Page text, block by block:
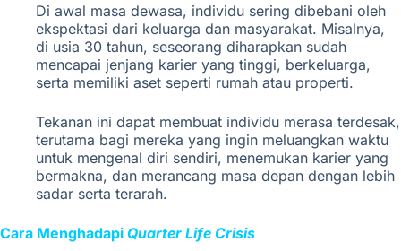
Di awal masa dewasa, individu sering dibebani oleh
ekspektasi dari keluarga dan masyarakat. Misalnya,
di usia 30 tahun, seseorang diharapkan sudah
mencapai jenjang karier yang tinggi, berkeluarga,
serta memiliki aset seperti rumah atau properti.
Tekanan ini dapat membuat individu merasa terdesak,
terutama bagi mereka yang ingin meluangkan waktu
untuk mengenal diri sendiri, menemukan karier yang
bermakna, dan merancang masa depan dengan lebih
sadar serta terarah.
Cara Menghadapi Quarter Life Crisis